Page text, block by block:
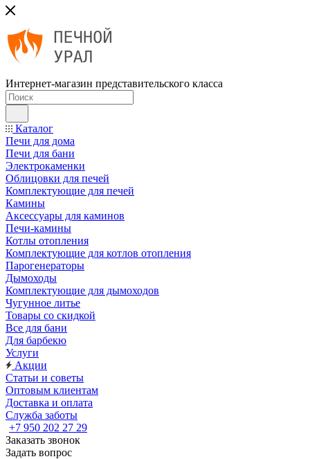
Интернет-магазин представительского класса
Каталог
Печи для дома
Печи для бани
Электрокаменки
Облицовки для печей
Комплектующие для печей
Камины
Аксессуары для каминов
Печи-камины
Котлы отопления
Комплектующие для котлов отопления
Парогенераторы
Дымоходы
Комплектующие для дымоходов
Чугунное литье
Товары со скидкой
Все для бани
Для барбекю
Услуги
Акции
Статьи и советы
Оптовым клиентам
Доставка и оплата
Служба заботы
+7 950 202 27 29
Заказать звонок
Задать вопрос